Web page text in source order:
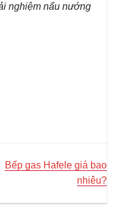
nghiệm nấu nướng
Bếp gas Hafele giá bao
nhiêu?